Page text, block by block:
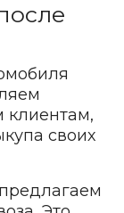
клиентам,
своих